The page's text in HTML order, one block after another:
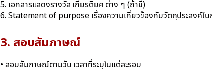
5. เอกสารแสดงรางวัล เกียรติยศ ต่าง ๆ (ถ้ามี)
6. Statement of purpose เรื่องความเกี่ยวข้องกับวัตถุประสงค์ใ
3. สอบสัมภาษณ์
• สอบสัมภาษณ์ตามวัน เวลาที่ระบุในแต่ละรอบ